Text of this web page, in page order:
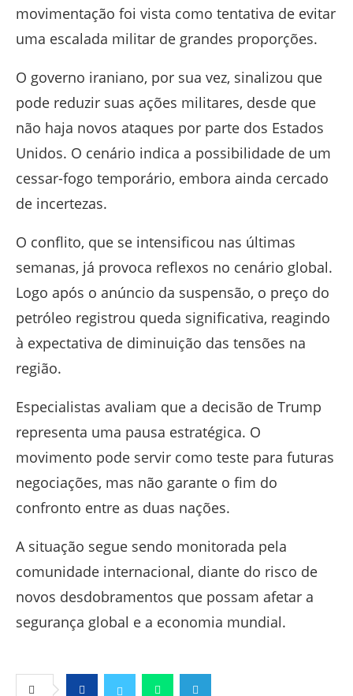
movimentação foi vista como tentativa de evitar
uma escalada militar de grandes proporções.
O governo iraniano, por sua vez, sinalizou que
pode reduzir suas ações militares, desde que
não haja novos ataques por parte dos Estados
Unidos. O cenário indica a possibilidade de um
cessar-fogo temporário, embora ainda cercado
de incertezas.
O conflito, que se intensificou nas últimas
semanas, já provoca reflexos no cenário global.
Logo após o anúncio da suspensão, o preço do
petróleo registrou queda significativa, reagindo
à expectativa de diminuição das tensões na
região.
Especialistas avaliam que a decisão de Trump
representa uma pausa estratégica. O
movimento pode servir como teste para futuras
negociações, mas não garante o fim do
confronto entre as duas nações.
A situação segue sendo monitorada pela
comunidade internacional, diante do risco de
novos desdobramentos que possam afetar a
segurança global e a economia mundial.